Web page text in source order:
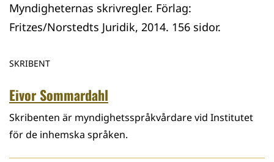
Myndigheternas skrivregler. Förlag:
Fritzes/Norstedts Juridik, 2014. 156 sidor.
SKRIBENT
Eivor Sommardahl
Skribenten är myndighetsspråkvårdare vid Institutet
för de inhemska språken.